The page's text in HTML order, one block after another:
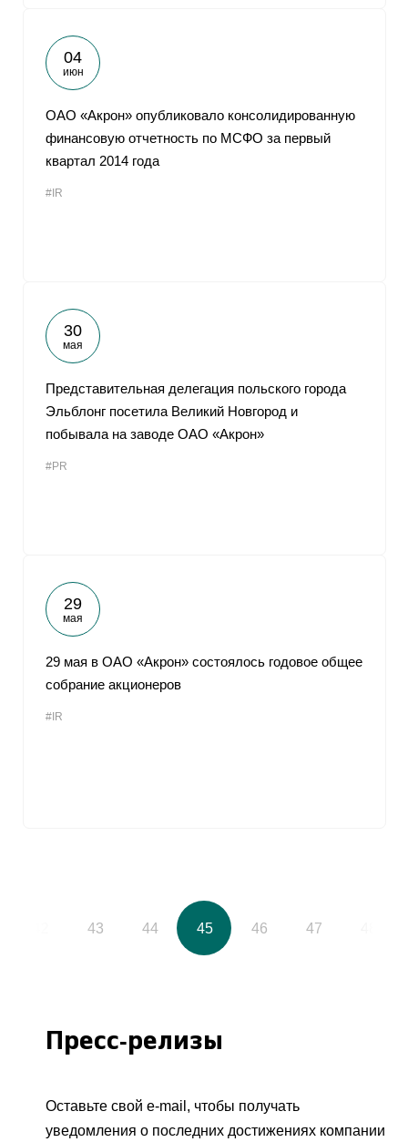
04
июн
ОАО «Акрон» опубликовало консолидированную
финансовую отчетность по МСФО за первый
квартал 2014 года
#IR
30
мая
Представительная делегация польского города
Эльблонг посетила Великий Новгород и
побывала на заводе ОАО «Акрон»
#PR
29
мая
29 мая в ОАО «Акрон» состоялось годовое общее
собрание акционеров
#IR
43 44 45 46 47
Пресс-релизы
Оставьте свой e-mail, чтобы получать
уведомления о последних достижениях компании